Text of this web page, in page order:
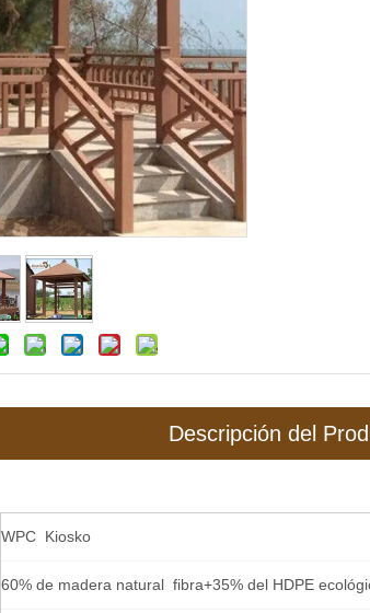
Descripción del
WPC Kiosko
60% de madera natural fibra+35% del HDPE